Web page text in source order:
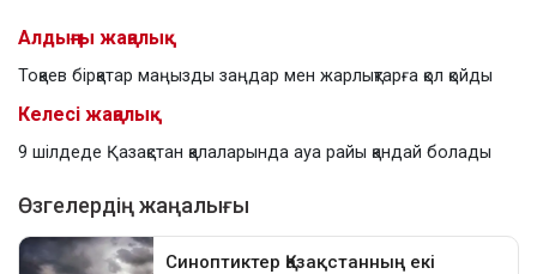
Алдыңғы жаңалық
Тоқаев бірқатар маңызды заңдар мен жарлықтарға қол қойды
Келесі жаңалық
9 шілдеде Қазақстан қалаларында ауа райы қандай болады